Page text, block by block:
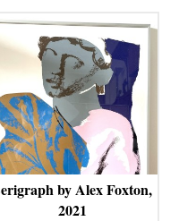
by Alex Foxton,
2021